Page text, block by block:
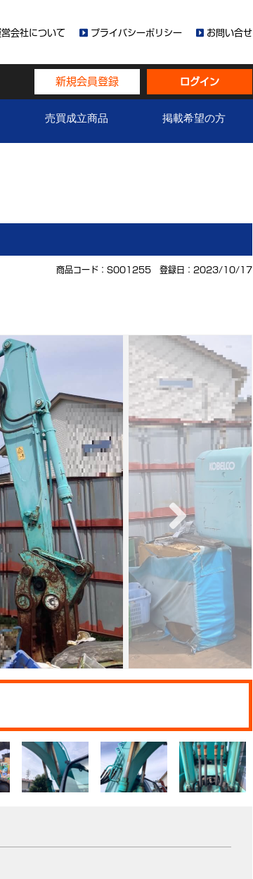
営会社について プライバシーポリシー お問い合せ
新規会員登録 ログイン
売買成立商品 掲載希望の方
商品コード：S001255 登録日：2023/10/17